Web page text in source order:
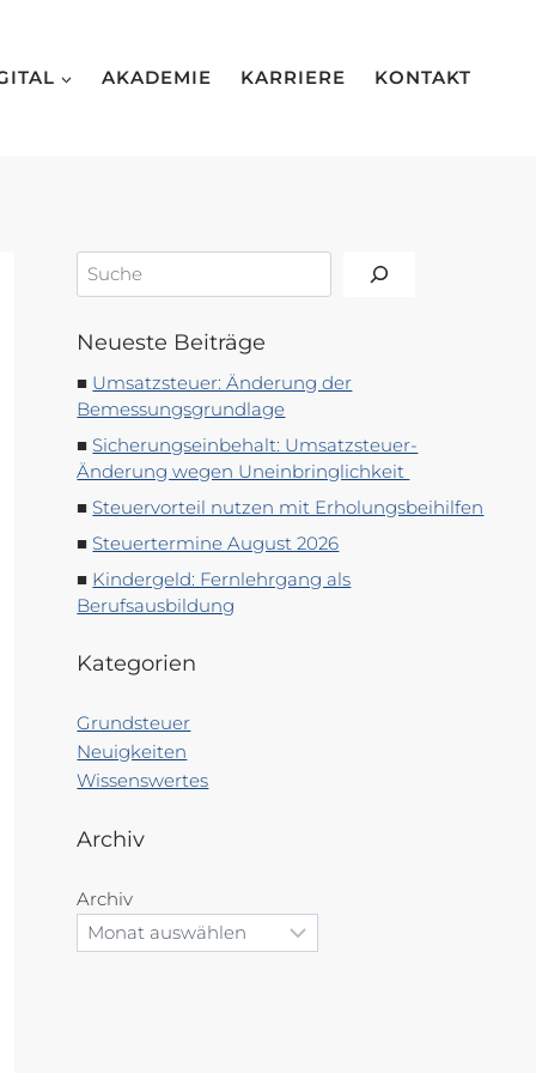
AKADEMIE KARRIERE KONTAKT
Suchen
Neueste Beiträge
Umsatzsteuer: Änderung der
Bemessungsgrundlage
Sicherungseinbehalt: Umsatzsteuer-
Änderung wegen Uneinbringlichkeit
Steuervorteil nutzen mit Erholungsbeihilfen
Steuertermine August 2026
Kindergeld: Fernlehrgang als
Berufsausbildung
Kategorien
Grundsteuer
Neuigkeiten
Wissenswertes
Archiv
Archiv